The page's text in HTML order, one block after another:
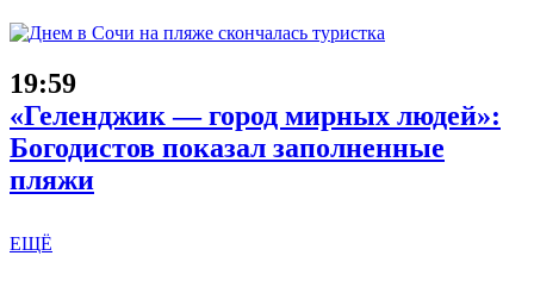
19:59
«Геленджик — город мирных людей»:
Богодистов показал заполненные
пляжи
ЕЩЁ